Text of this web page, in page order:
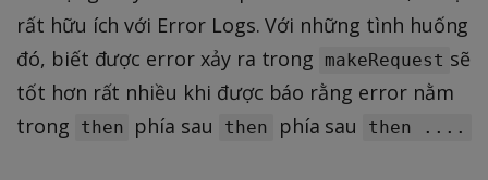
rất hữu ích với Error Logs. Với những tình huống
đó, biết được error xảy ra trong
makeRequest sẽ
tốt hơn rất nhiều khi được báo rằng error nằm
trong
then phía sau then phía sau then ....